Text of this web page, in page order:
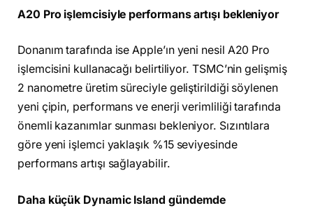
A20 Pro işlemcisiyle performans artışı bekleniyor
Donanım tarafında ise Apple’ın yeni nesil A20 Pro
işlemcisini kullanacağı belirtiliyor. TSMC’nin gelişmiş
2 nanometre üretim süreciyle geliştirildiği söylenen
yeni çipin, performans ve enerji verimliliği tarafında
önemli kazanımlar sunması bekleniyor. Sızıntılara
göre yeni işlemci yaklaşık %15 seviyesinde
performans artışı sağlayabilir.
Daha küçük Dynamic Island gündemde